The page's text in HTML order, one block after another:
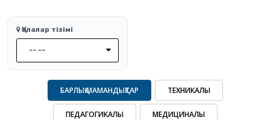
Қалалар тізімі
-- --
БАРЛЫҚ МАМАНДЫҚТАР ТЕХНИКАЛЫҚ
ПЕДАГОГИКАЛЫҚ МЕДИЦИНАЛЫҚ